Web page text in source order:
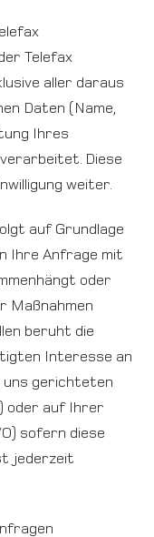
Telefax
aller daraus
Daten (Name,
Ihres
Diese
weiter.
auf Grundlage
Ihre Anfrage mit
oder
Maßnahmen
beruht die
Interesse an
uns gerichteten
oder auf Ihrer
sofern diese
jederzeit